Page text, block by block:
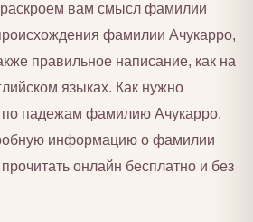
вам смысл фамилии
фамилии Ачукарро,
правильное написание, как на
языках. Как нужно
по падежам фамилию Ачукарро.
информацию о фамилии
онлайн бесплатно и без